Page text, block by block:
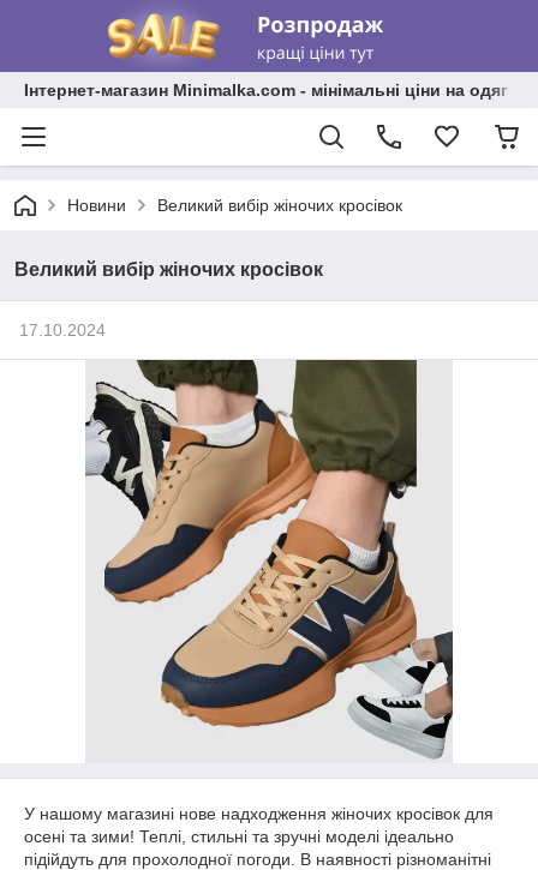
Інтернет-магазин Minimalka.com - мінімальні ціни на одяг
Новини Великий вибір жіночих кросівок
Великий вибір жіночих кросівок
17.10.2024
У нашому магазині нове надходження жіночих кросівок для
осені та зими! Теплі, стильні та зручні моделі ідеально
підійдуть для прохолодної погоди. В наявності різноманітні